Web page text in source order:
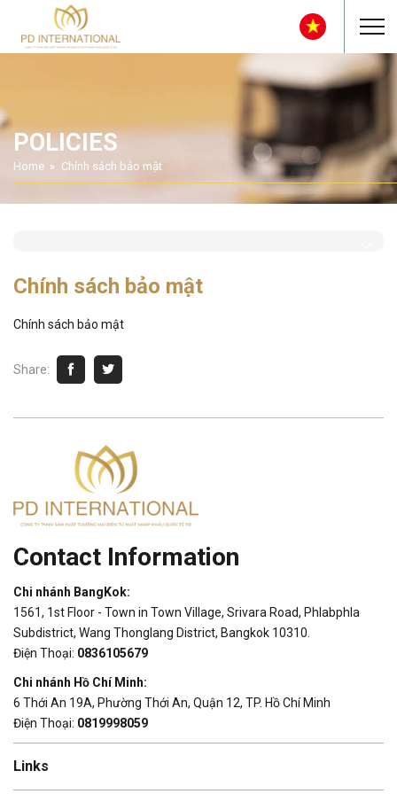
POLICIES
Home Chính sách bảo mật
Chính sách bảo mật
Chính sách bảo mật
Share:
Contact Information
Chi nhánh BangKok:
1561, 1st Floor - Town in Town Village, Srivara Road, Phlabphla
Subdistrict, Wang Thonglang District, Bangkok 10310.
Điện Thoại: 0836105679
Chi nhánh Hồ Chí Minh:
6 Thới An 19A, Phường Thới An, Quận 12, TP. Hồ Chí Minh
Điện Thoại: 0819998059
Links